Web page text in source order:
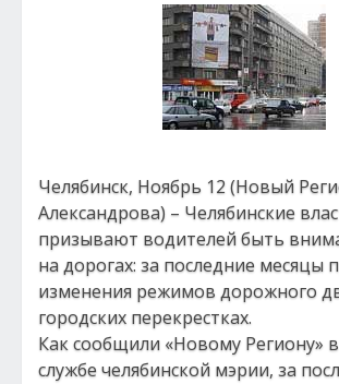
Челябинск, Ноябрь 12 (Новый
Александрова) – Челябинские
призывают водителей быть
на дорогах: за последние месяцы
изменения режимов дорожного
городских перекрестках.
Как сообщили «Новому Региону» в
службе челябинской мэрии, за